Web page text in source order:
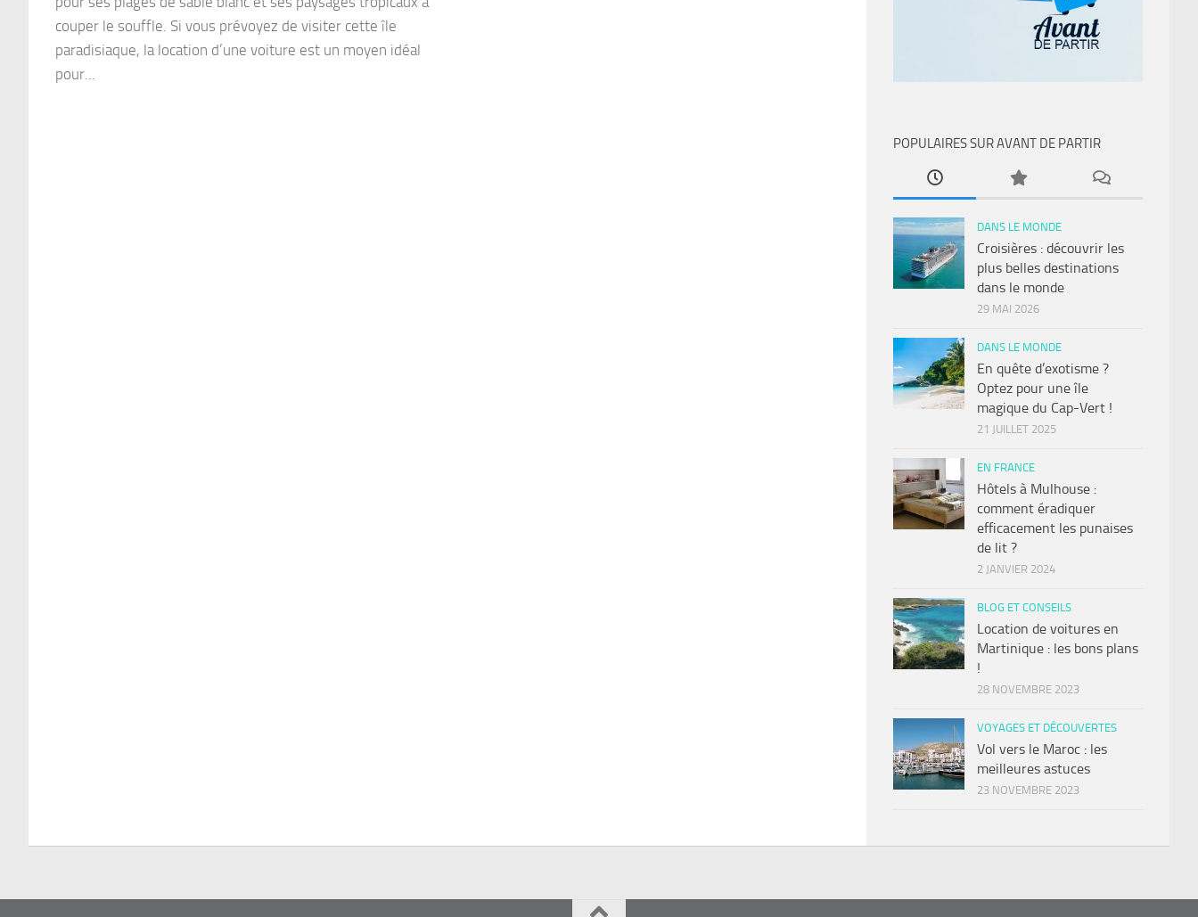
couper le souffle. Si vous prévoyez de visiter cette île
paradisiaque, la location d’une voiture est un moyen idéal
pour...
POPULAIRES SUR AVANT DE PARTIR
DANS LE MONDE
Croisières : découvrir les
plus belles destinations
dans le monde
29 MAI 2026
DANS LE MONDE
En quête d’exotisme ?
Optez pour une île
magique du Cap-Vert !
21 JUILLET 2025
EN FRANCE
Hôtels à Mulhouse :
comment éradiquer
efficacement les punaises
de lit ?
2 JANVIER 2024
BLOG ET CONSEILS
Location de voitures en
Martinique : les bons plans
!
28 NOVEMBRE 2023
VOYAGES ET DÉCOUVERTES
Vol vers le Maroc : les
meilleures astuces
23 NOVEMBRE 2023